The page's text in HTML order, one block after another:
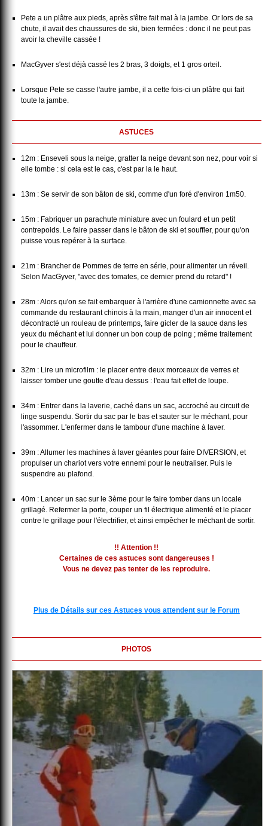
Pete a un plâtre aux pieds, après s'être fait mal à la jambe. Or lors de sa
chute, il avait des chaussures de ski, bien fermées : donc il ne peut pas
avoir la cheville cassée !
MacGyver s'est déjà cassé les 2 bras, 3 doigts, et 1 gros orteil.
Lorsque Pete se casse l'autre jambe, il a cette fois-ci un plâtre qui fait
toute la jambe.
ASTUCES
12m : Enseveli sous la neige, gratter la neige devant son nez, pour voir si
elle tombe : si cela est le cas, c'est par la le haut.
13m : Se servir de son bâton de ski, comme d'un foré d'environ 1m50.
15m : Fabriquer un parachute miniature avec un foulard et un petit
contrepoids. Le faire passer dans le bâton de ski et souffler, pour qu'on
puisse vous repérer à la surface.
21m : Brancher de Pommes de terre en série, pour alimenter un réveil.
Selon MacGyver, "avec des tomates, ce dernier prend du retard" !
28m : Alors qu'on se fait embarquer à l'arrière d'une camionnette avec sa
commande du restaurant chinois à la main, manger d'un air innocent et
décontracté un rouleau de printemps, faire gicler de la sauce dans les
yeux du méchant et lui donner un bon coup de poing ; même traitement
pour le chauffeur.
32m : Lire un microfilm : le placer entre deux morceaux de verres et
laisser tomber une goutte d'eau dessus : l'eau fait effet de loupe.
34m : Entrer dans la laverie, caché dans un sac, accroché au circuit de
linge suspendu. Sortir du sac par le bas et sauter sur le méchant, pour
l'assommer. L'enfermer dans le tambour d'une machine à laver.
39m : Allumer les machines à laver géantes pour faire DIVERSION, et
propulser un chariot vers votre ennemi pour le neutraliser. Puis le
suspendre au plafond.
40m : Lancer un sac sur le 3ème pour le faire tomber dans un locale
grillagé. Refermer la porte, couper un fil électrique alimenté et le placer
contre le grillage pour l'électrifier, et ainsi empêcher le méchant de sortir.
!! Attention !!
Certaines de ces astuces sont dangereuses !
Vous ne devez pas tenter de les reproduire.
Plus de Détails sur ces Astuces vous attendent sur le Forum
PHOTOS